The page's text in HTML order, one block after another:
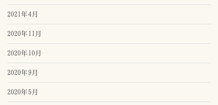
2021年4月
2020年11月
2020年10月
2020年9月
2020年5月